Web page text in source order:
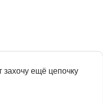
ещё цепочку